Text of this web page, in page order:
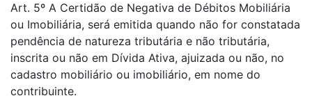
Art. 5º A Certidão de Negativa de Débitos Mobiliária
ou Imobiliária, será emitida quando não for constatada
pendência de natureza tributária e não tributária,
inscrita ou não em Dívida Ativa, ajuizada ou não, no
cadastro mobiliário ou imobiliário, em nome do
contribuinte.